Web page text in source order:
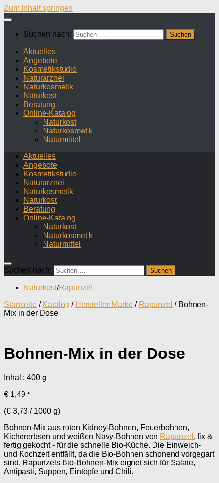
Zum Inhalt springen
Suchen nach:
Aktuelles
Angebote
Kosmetikstudio
Naturarznei
Naturkosmetik
Naturkost
Beratung
Online-Katalog
Naturkost
Naturkosmetik
Naturmittel
Aktuelles
Angebote
Kosmetikstudio
Naturarznei
Naturkosmetik
Naturkost
Beratung
Online-Katalog
Naturkost
Naturkosmetik
Naturmittel
Suchen nach:
Naturkost/Rapunzel
Startseite / Katalog / Hersteller-Marke / Rapunzel / Bohnen-
Mix in der Dose
Bohnen-Mix in der Dose
Inhalt: 400 g
€ 1,49 *
(€ 3,73 / 1000 g)
Bohnen-Mix aus roten Kidney-Bohnen, Feuerbohnen,
Kichererbsen und weißen Navy-Bohnen von Rapunzel , fix &
fertig gekocht - für die schnelle Bio-Küche. Die Einweich-
und Kochzeit entfällt, da die Bio-Bohnen schonend vorgegart
sind. Rapunzels Bio-Bohnen-Mix eignet sich für Salate,
Antipasti, Suppen, Eintöpfe und Chili.